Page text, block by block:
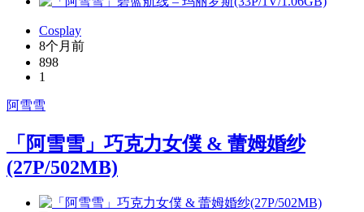
Cosplay
8个月前
898
1
阿雪雪
「阿雪雪」巧克力女僕 & 蕾姆婚纱
(27P/502MB)